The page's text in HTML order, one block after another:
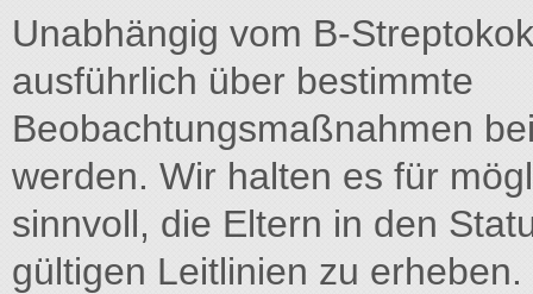
Unabhängig vom B-
ausführlich über bestimmte
Beobachtungsmaßnahmen
werden. Wir halten es für
sinnvoll, die Eltern in den
gültigen Leitlinien zu erheben.